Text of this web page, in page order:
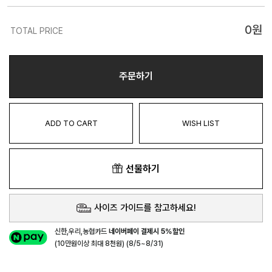
TOTAL PRICE 0원
주문하기
ADD TO CART WISH LIST
선물하기
사이즈 가이드를 참고하세요!
신한,우리,농협카드네이버페이 결제시 5%할인
(10만원이상 최대 8천원) (8/5~8/31)